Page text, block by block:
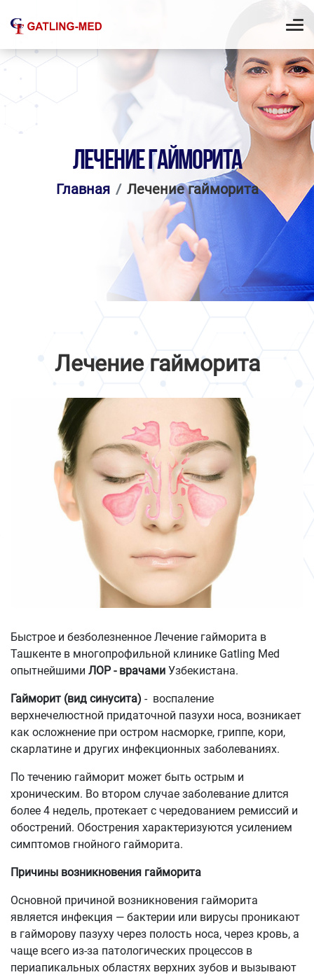
ЛЕЧЕНИЕ ГАЙМОРИТА
Главная Лечение гайморита
Лечение гайморита
Быстрое и безболезненное Лечение гайморита в
Ташкенте в многопрофильной клинике Gatling Med
опытнейшими ЛОР - врачами Узбекистана.
Гайморит (вид синусита) - воспаление
верхнечелюстной придаточной пазухи носа, возникает
как осложнение при остром насморке, гриппе, кори,
скарлатине и других инфекционных заболеваниях.
По течению гайморит может быть острым и
хроническим. Во втором случае заболевание длится
более 4 недель, протекает с чередованием ремиссий и
обострений. Обострения характеризуются усилением
симптомов гнойного гайморита.
Причины возникновения гайморита
Основной причиной возникновения гайморита
является инфекция — бактерии или вирусы проникают
в гайморову пазуху через полость носа, через кровь, а
чаще всего из-за патологических процессов в
периапикальных областях верхних зубов и вызывают